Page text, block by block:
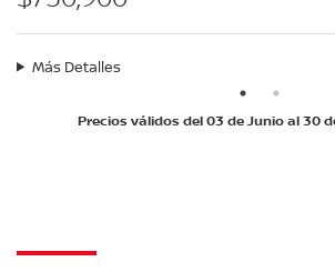
Más Detalles
Precios válidos del 03 de Junio al 30